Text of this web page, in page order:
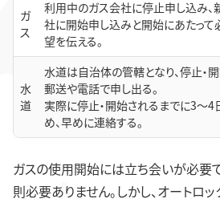
ガ
ス
利用中のガス会社に停止申し込み
社に開始申し込みと開始にあたっ
望を伝える。
水
道
水道は自治体の管轄となり、停止・
郵送や電話で申し出る。
実際に停止・開始されるまでに3～
め、早めに連絡する。
ガスの使用開始には立ち会いが必要
則必要ありません。しかし、オートロ